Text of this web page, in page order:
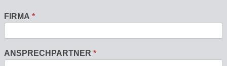
FIRMA *
ANSPRECHPARTNER *